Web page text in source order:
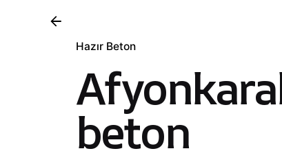
Hazır Beton
beton